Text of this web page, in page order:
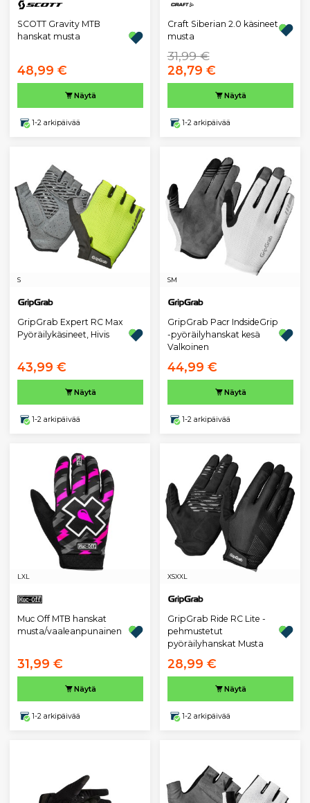
SCOTT Gravity MTB
hanskat musta
48,99 €
Näytä
1-2 arkipäivää
Craft Siberian 2.0 käsineet
musta
31,99 €
28,79 €
Näytä
1-2 arkipäivää
S
GripGrab Expert RC Max
Pyöräilykäsineet, Hivis
43,99 €
Näytä
1-2 arkipäivää
SM
GripGrab Pacr IndsideGrip
-pyöräilyhanskat kesä
Valkoinen
44,99 €
Näytä
1-2 arkipäivää
L XL
Muc Off MTB hanskat
musta/vaaleanpunainen
31,99 €
Näytä
1-2 arkipäivää
XSXXL
GripGrab Ride RC Lite -
pehmustetut
pyöräilyhanskat Musta
28,99 €
Näytä
1-2 arkipäivää